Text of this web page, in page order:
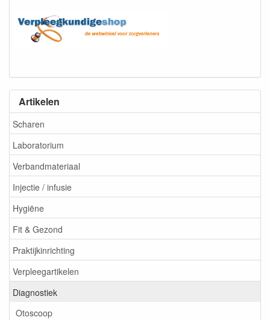
Artikelen
Scharen
Laboratorium
Verbandmateriaal
Injectie / infusie
Hygiëne
Fit & Gezond
Praktijkinrichting
Verpleegartikelen
Diagnostiek
Otoscoop